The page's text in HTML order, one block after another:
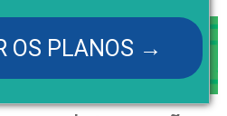
OS PLANOS →